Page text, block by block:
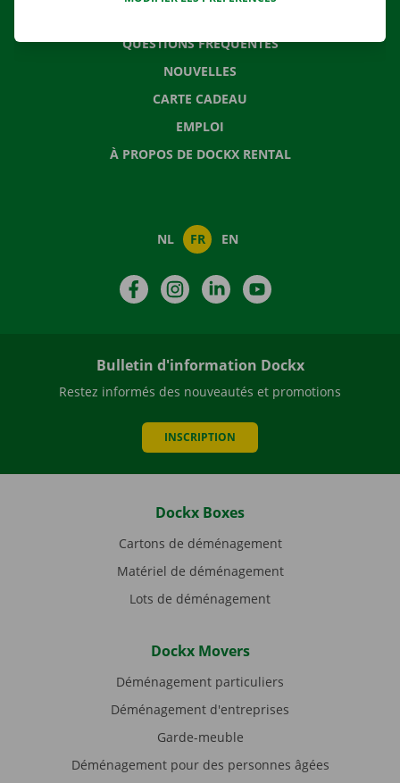
QUESTIONS FRÉQUENTES
NOUVELLES
CARTE CADEAU
EMPLOI
À PROPOS DE DOCKX RENTAL
NL FR EN
FacebookInstagramLinkedIn
Bulletin d'information Dockx
Restez informés des nouveautés et promotions
INSCRIPTION
Dockx Boxes
Cartons de déménagement
Matériel de déménagement
Lots de déménagement
Dockx Movers
Déménagement particuliers
Déménagement d'entreprises
Garde-meuble
Déménagement pour des personnes âgées